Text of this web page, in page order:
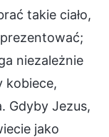
takie ciało,
niezależnie
kobiece,
Gdyby Jezus,
jako